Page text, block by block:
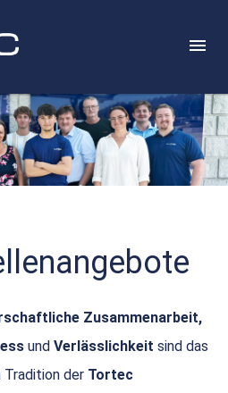
Zusammenarbeit,
und Verlässlichkeit sind das
Tradition der Tortec